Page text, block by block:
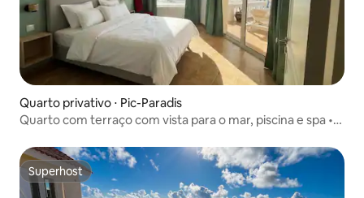
Quarto privativo ⋅ Pic-Paradis
Quarto com terraço com vista para o mar, piscina e spa •
Superhost
Superhost